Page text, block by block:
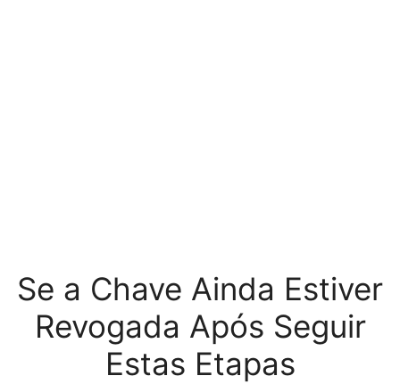
Se a Chave Ainda Estiver
Revogada Após Seguir
Estas Etapas